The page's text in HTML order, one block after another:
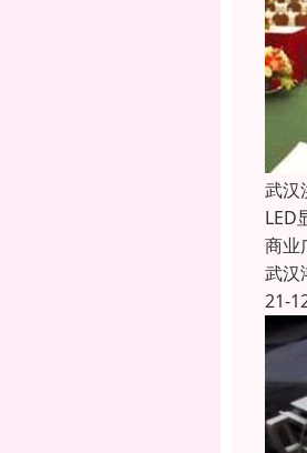
武汉
LED
商业
武汉
21-